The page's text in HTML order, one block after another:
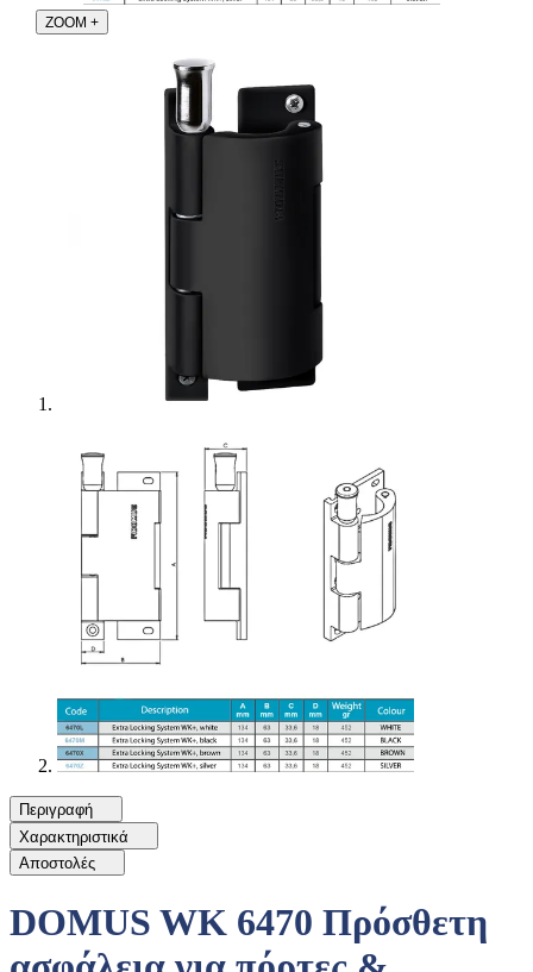
ZOOM +
Περιγραφή
Χαρακτηριστικά
Αποστολές
DOMUS WK 6470 Πρόσθετη